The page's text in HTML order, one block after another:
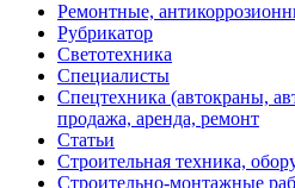
Ремонтные,
Рубрикатор
Светотехника
Специалисты
Спецтехника (автокраны,
продажа, аренда, ремонт
Статьи
Строительная техника,
Строительно-монтажные